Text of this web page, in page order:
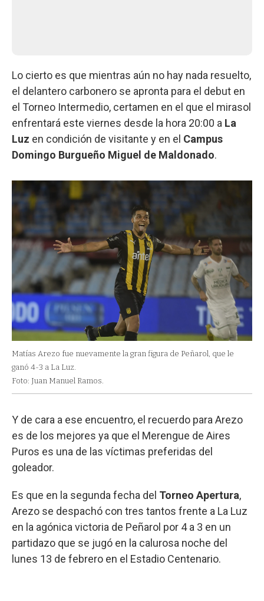
Lo cierto es que mientras aún no hay nada resuelto,
el delantero carbonero se apronta para el debut en
el Torneo Intermedio, certamen en el que el mirasol
enfrentará este viernes desde la hora 20:00 a La
Luz en condición de visitante y en el Campus
Domingo Burgueño Miguel de Maldonado.
Matías Arezo fue nuevamente la gran figura de Peñarol, que le
ganó 4-3 a La Luz.
Foto: Juan Manuel Ramos.
Y de cara a ese encuentro, el recuerdo para Arezo
es de los mejores ya que el Merengue de Aires
Puros es una de las víctimas preferidas del
goleador.
Es que en la segunda fecha del Torneo Apertura,
Arezo se despachó con tres tantos frente a La Luz
en la agónica victoria de Peñarol por 4 a 3 en un
partidazo que se jugó en la calurosa noche del
lunes 13 de febrero en el Estadio Centenario.